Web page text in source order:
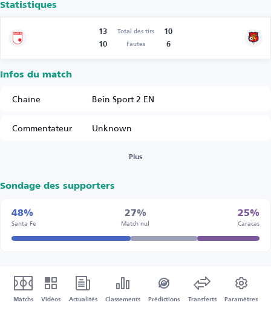
Statistiques
13 Total des tirs
10
10
Fautes 6
Infos du match
Chaîne
Bein Sport 2 EN
Commentateur
Unknown
Plus
Sondage des supporters
48%
Santa Fe
27%
Match nul
25%
Caracas
Matchs Vidéos Actualités Classements Prédictions Transferts Paramètres